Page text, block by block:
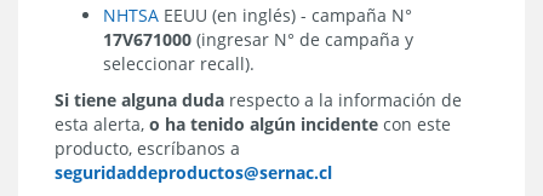
NHTSA EEUU (en inglés) - campaña N°
17V671000 (ingresar N° de campaña y
seleccionar recall).
Si tiene alguna duda respecto a la información de
esta alerta, o ha tenido algún incidente con este
producto, escríbanos a
seguridaddeproductos@sernac.cl